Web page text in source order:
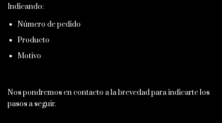
Indicando:
Número de pedido
Producto
Motivo
Nos pondremos en contacto a la brevedad para indicarte los
pasos a seguir.